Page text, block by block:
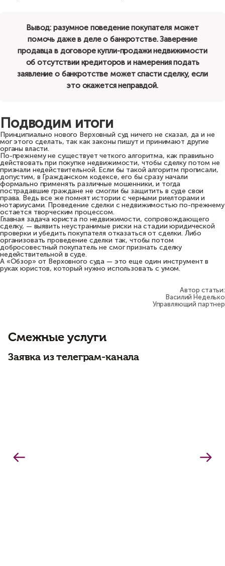
Вывод: разумное поведение покупателя может
помочь даже в деле о банкротстве. Заверение
продавца в договоре купли-продажи недвижимости
об отсутствии кредиторов и намерения подать
заявление о банкротстве может спасти сделку, если
это окажется неправдой.
Подводим итоги
Принципиально нового Верховный суд ничего не сказал, да и не
мог этого сделать, так как законы пишут и принимают другие
органы власти.
По-прежнему не существует четкого алгоритма, как правильно
действовать при покупке недвижимости, чтобы сделку потом не
признали недействительной. Если бы такой алгоритм прописали,
допустим, в Гражданском кодексе, его бы сразу начали
формально применять различные мошенники, и тогда
пострадавшие граждане не смогли бы защитить в суде свои
права. Ведь все же помнят истории с черными риелторами и
нотариусами. Проведение сделки с недвижимостью по-прежнему
остается творческим процессом.
Главная задача юриста по недвижимости, сопровождающего
сделку, — выявить неустранимые риски на стадии юридической
проверки и убедить покупателя отказаться от сделки. Либо
организовать проведение сделки так, чтобы потом
добросовестный покупатель не смог признать сделку
недействительной в суде.
А «Обзор» от Верховного суда — это еще один инструмент в
руках юристов, который нужно использовать с умом.
Автор статьи:
Василий Неделько
Управляющий партнер
Смежные услуги
Заявка из телеграм-канала